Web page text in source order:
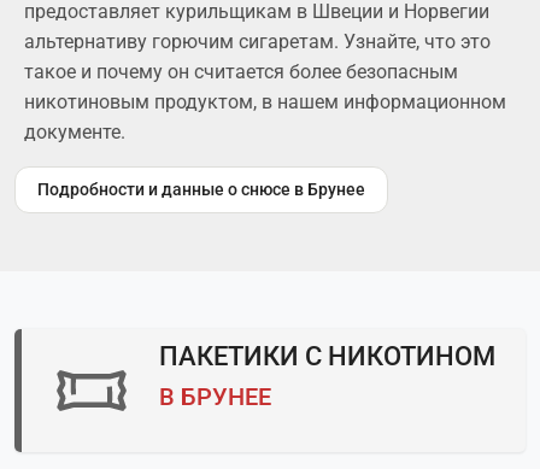
предоставляет курильщикам в Швеции и Норвегии
альтернативу горючим сигаретам. Узнайте, что это
такое и почему он считается более безопасным
никотиновым продуктом, в нашем информационном
документе.
Подробности и данные о снюсе в Брунее
ПАКЕТИКИ С НИКОТИНОМ
В БРУНЕЕ